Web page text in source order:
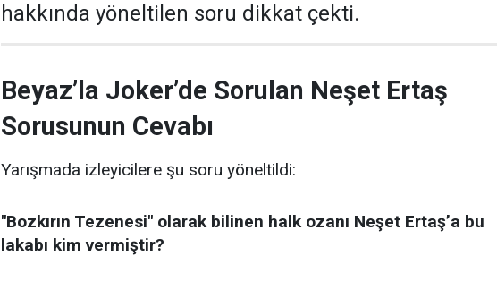
hakkında yöneltilen soru dikkat çekti.
Beyaz’la Joker’de Sorulan Neşet Ertaş
Sorusunun Cevabı
Yarışmada izleyicilere şu soru yöneltildi:
"Bozkırın Tezenesi" olarak bilinen halk ozanı Neşet Ertaş’a bu
lakabı kim vermiştir?